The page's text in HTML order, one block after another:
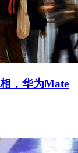
，华为Mate